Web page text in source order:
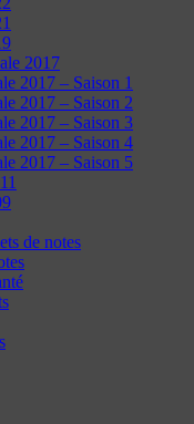
2017
2017 – Saison 1
2017 – Saison 2
2017 – Saison 3
2017 – Saison 4
2017 – Saison 5
de notes